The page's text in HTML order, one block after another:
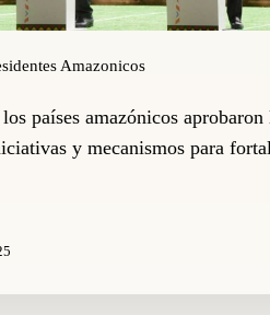
Amazonicos
países amazónicos
y mecanismos para